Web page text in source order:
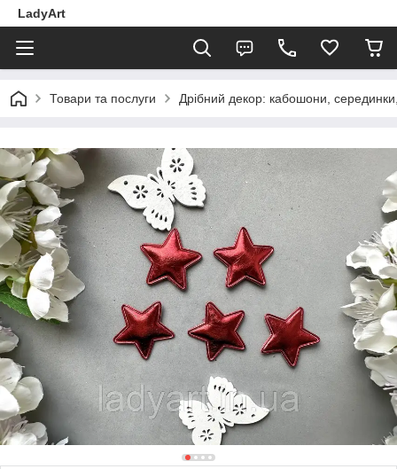
LadyArt
Товари та послуги Дрібний декор: кабошони,